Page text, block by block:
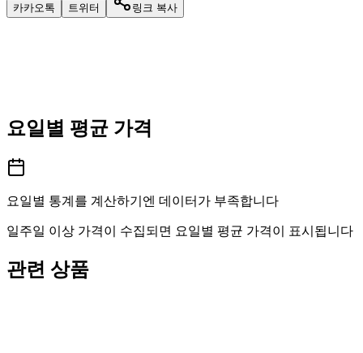
카카오톡 트위터 링크 복사
요일별 평균 가격
요일별 통계를 계산하기엔 데이터가 부족합니다
일주일 이상 가격이 수집되면 요일별 평균 가격이 표시됩니다
관련 상품